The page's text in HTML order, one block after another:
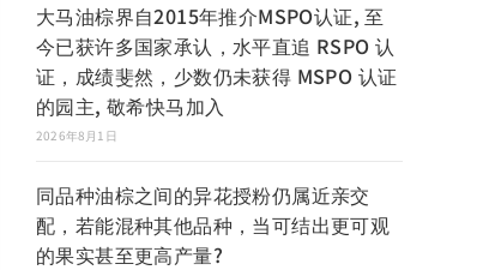
大马油棕界自2015年推介MSPO认证, 至
今已获许多国家承认，水平直追 RSPO 认
证，成绩斐然，少数仍未获得 MSPO 认证
的园主, 敬希快马加入
2026年8月1日
同品种油棕之间的异花授粉仍属近亲交
配，若能混种其他品种，当可结出更可观
的果实甚至更高产量?